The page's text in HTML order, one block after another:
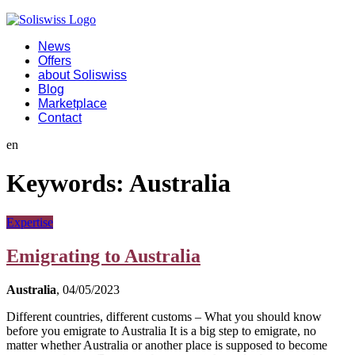
News
Offers
about Soliswiss
Blog
Marketplace
Contact
en
Keywords: Australia
Expertise
Emigrating to Australia
Australia, 04/05/2023
Different countries, different customs – What you should know
before you emigrate to Australia It is a big step to emigrate, no
matter whether Australia or another place is supposed to become